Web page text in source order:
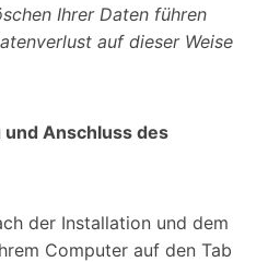
Ihrer Daten führen
auf dieser Weise
und Anschluss des
der Installation und dem
Computer auf den Tab